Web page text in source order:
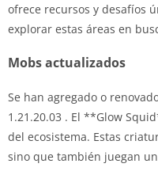
ofrece recursos y desafíos
explorar estas áreas en
Mobs actualizados
Se han agregado o
1.21.20.03 . El **Glow
del ecosistema. Estas
sino que también juegan